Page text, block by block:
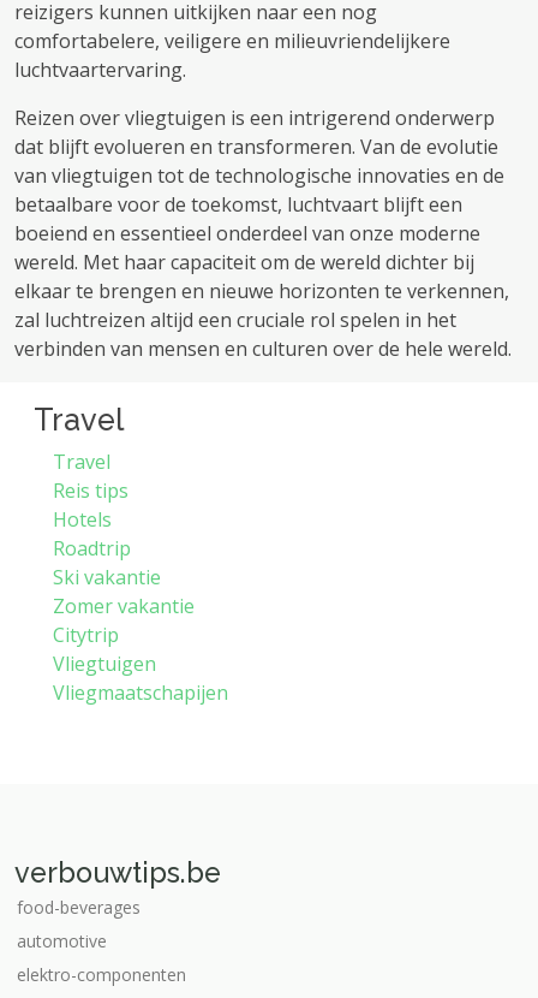
reizigers kunnen uitkijken naar een nog
comfortabelere, veiligere en milieuvriendelijkere
luchtvaartervaring.
Reizen over vliegtuigen is een intrigerend onderwerp
dat blijft evolueren en transformeren. Van de evolutie
van vliegtuigen tot de technologische innovaties en de
betaalbare voor de toekomst, luchtvaart blijft een
boeiend en essentieel onderdeel van onze moderne
wereld. Met haar capaciteit om de wereld dichter bij
elkaar te brengen en nieuwe horizonten te verkennen,
zal luchtreizen altijd een cruciale rol spelen in het
verbinden van mensen en culturen over de hele wereld.
Travel
Travel
Reis tips
Hotels
Roadtrip
Ski vakantie
Zomer vakantie
Citytrip
Vliegtuigen
Vliegmaatschapijen
verbouwtips.be
food-beverages
automotive
elektro-componenten